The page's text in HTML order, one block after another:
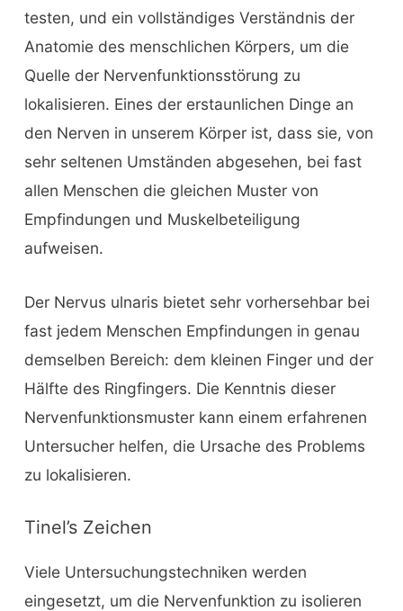
testen, und ein vollständiges Verständnis der
Anatomie des menschlichen Körpers, um die
Quelle der Nervenfunktionsstörung zu
lokalisieren. Eines der erstaunlichen Dinge an
den Nerven in unserem Körper ist, dass sie, von
sehr seltenen Umständen abgesehen, bei fast
allen Menschen die gleichen Muster von
Empfindungen und Muskelbeteiligung
aufweisen.
Der Nervus ulnaris bietet sehr vorhersehbar bei
fast jedem Menschen Empfindungen in genau
demselben Bereich: dem kleinen Finger und der
Hälfte des Ringfingers. Die Kenntnis dieser
Nervenfunktionsmuster kann einem erfahrenen
Untersucher helfen, die Ursache des Problems
zu lokalisieren.
Tinel’s Zeichen
Viele Untersuchungstechniken werden
eingesetzt, um die Nervenfunktion zu isolieren